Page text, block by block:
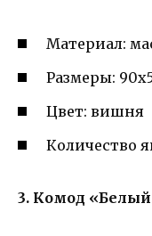
Материал:
Размеры:
Цвет: вишня
Количество
3. Комод